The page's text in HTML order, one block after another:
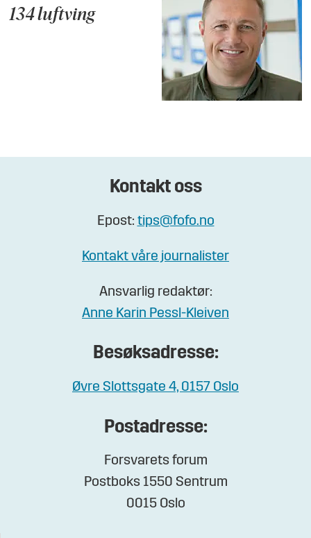
134 luftving
Kontakt oss
Epost: tips@fofo.no
Kontakt våre journalister
Ansvarlig redaktør:
Anne Karin Pessl-Kleiven
Besøksadresse:
Øvre Slottsgate 4, 0157 Oslo
Postadresse:
Forsvarets forum
Postboks 1550 Sentrum
0015 Oslo